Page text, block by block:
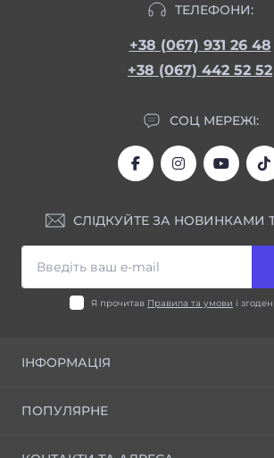
ТЕЛЕФОНИ:
+38 (067) 931 26 48
+38 (067) 442 52 52
СОЦ МЕРЕЖІ:
СЛІДКУЙТЕ ЗА НОВИНКАМИ
Я прочитав Правила та умови і
ІНФОРМАЦІЯ
Відгуки
ПОПУЛЯРНЕ